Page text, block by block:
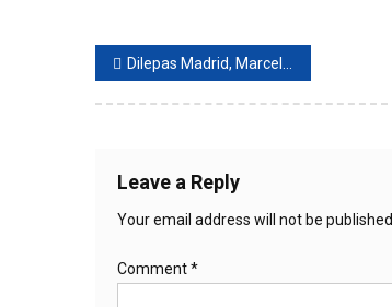
Post
navigation
Dilepas Madrid, Marcelo Belum Punya Klub Baru
Leave a Reply
Your email address will not be published.
Comment*